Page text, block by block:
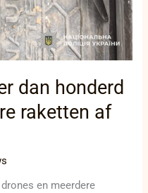
dan honderd
raketten af
en meerdere